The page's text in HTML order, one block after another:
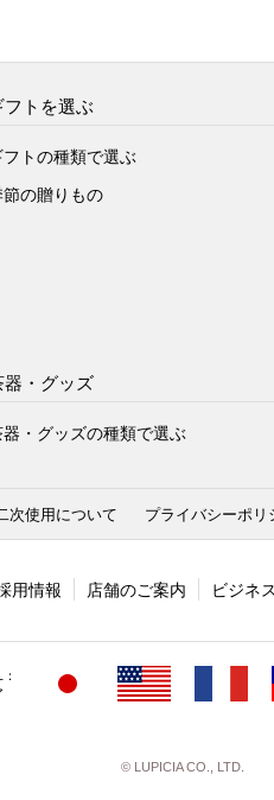
フトを選ぶ
フトの種類で選ぶ
の贈りもの
器・グッズ
・グッズの種類で選ぶ
次使用について プライバシーポリ
用情報 店舗のご案内 ビジネ
© LUPICIA CO., LTD.